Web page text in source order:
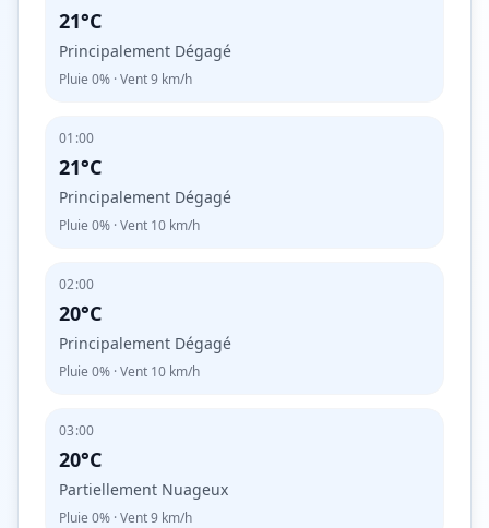
21°C
Principalement Dégagé
Pluie 0% · Vent9 km/h
01:00
21°C
Principalement Dégagé
Pluie 0% · Vent 10 km/h
02:00
20°C
Principalement Dégagé
Pluie 0% · Vent 10 km/h
03:00
20°C
Partiellement Nuageux
Pluie 0% · Vent9 km/h